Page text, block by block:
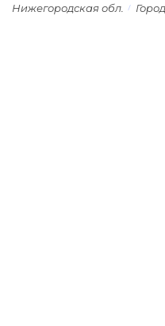
Нижегородская обл.